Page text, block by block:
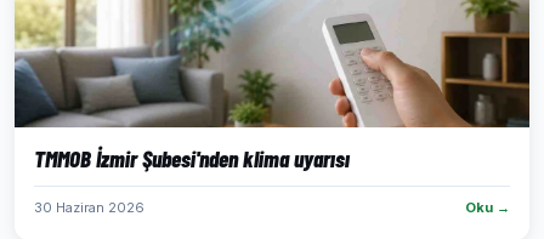
TMMOB İzmir Şubesi'nden klima uyarısı
30 Haziran 2026 Oku →